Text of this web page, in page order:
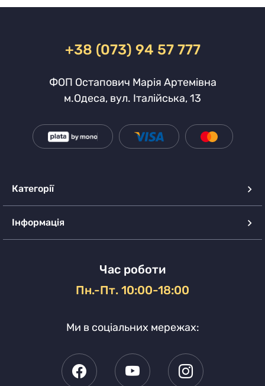
+38 (073) 94 57 777
ФОП Остапович Марія Артемівна
м.Одеса, вул. Італійська, 13
Категорії
Інформація
Час роботи
Пн.-Пт. 10:00-18:00
Ми в соціальних мережах: